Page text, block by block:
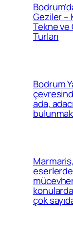
Geziler –
Tekne ve
Turları
Bodrum
ada,
çok